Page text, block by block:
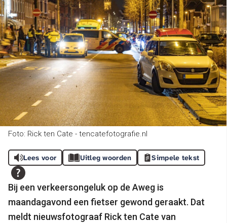
Foto: Rick ten Cate - tencatefotografie.nl
Lees voor Uitleg woorden Simpele tekst
Bij een verkeersongeluk op de Aweg is
maandagavond een fietser gewond geraakt. Dat
meldt nieuwsfotograaf Rick ten Cate van